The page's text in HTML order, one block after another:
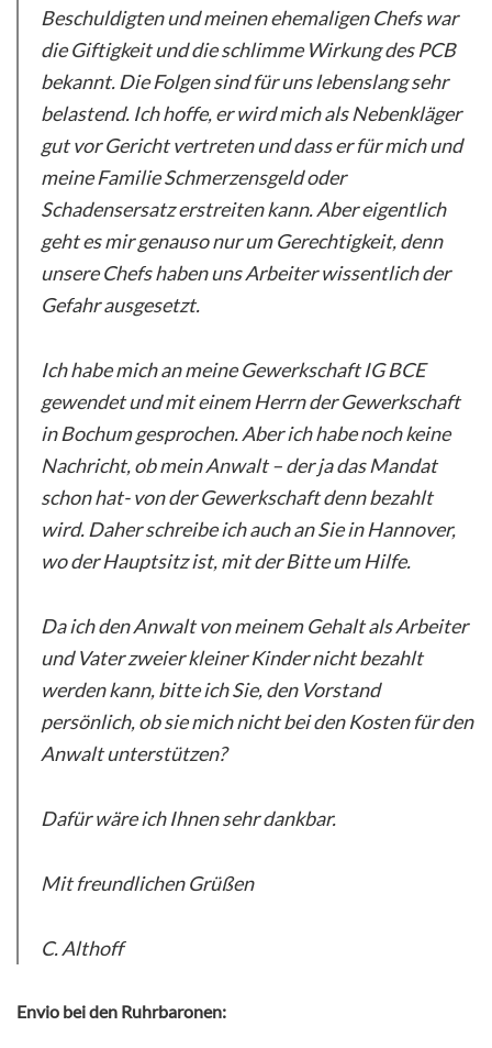
Beschuldigten und meinen ehemaligen Chefs war
die Giftigkeit und die schlimme Wirkung des PCB
bekannt. Die Folgen sind für uns lebenslang sehr
belastend. Ich hoffe, er wird mich als Nebenkläger
gut vor Gericht vertreten und dass er für mich und
meine Familie Schmerzensgeld oder
Schadensersatz erstreiten kann. Aber eigentlich
geht es mir genauso nur um Gerechtigkeit, denn
unsere Chefs haben uns Arbeiter wissentlich der
Gefahr ausgesetzt.
Ich habe mich an meine Gewerkschaft IG BCE
gewendet und mit einem Herrn der Gewerkschaft
in Bochum gesprochen. Aber ich habe noch keine
Nachricht, ob mein Anwalt – der ja das Mandat
schon hat- von der Gewerkschaft denn bezahlt
wird. Daher schreibe ich auch an Sie in Hannover,
wo der Hauptsitz ist, mit der Bitte um Hilfe.
Da ich den Anwalt von meinem Gehalt als Arbeiter
und Vater zweier kleiner Kinder nicht bezahlt
werden kann, bitte ich Sie, den Vorstand
persönlich, ob sie mich nicht bei den Kosten für den
Anwalt unterstützen?
Dafür wäre ich Ihnen sehr dankbar.
Mit freundlichen Grüßen
C. Althoff
Envio bei den Ruhrbaronen: